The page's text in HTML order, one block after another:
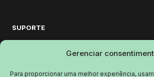
Gerenciar
Para proporcionar uma melhor experiência,
SUPORTE